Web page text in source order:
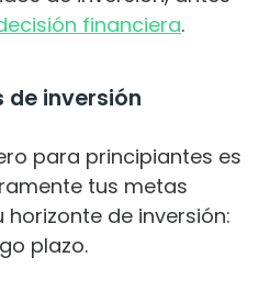
financiera.
de inversión
para principiantes es
tus metas
de inversión:
plazo.